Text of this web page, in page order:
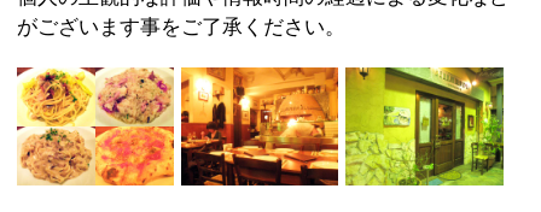
駐車場 : 無
このページの先頭へ
江戸川区時間 墨田区時間 葛飾区時間
表示：PC |モバイル